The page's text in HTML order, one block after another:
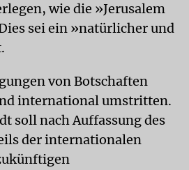
wie die »Jerusalem
sei ein »natürlicher und
von Botschaften
international umstritten.
soll nach Auffassung des
der internationalen